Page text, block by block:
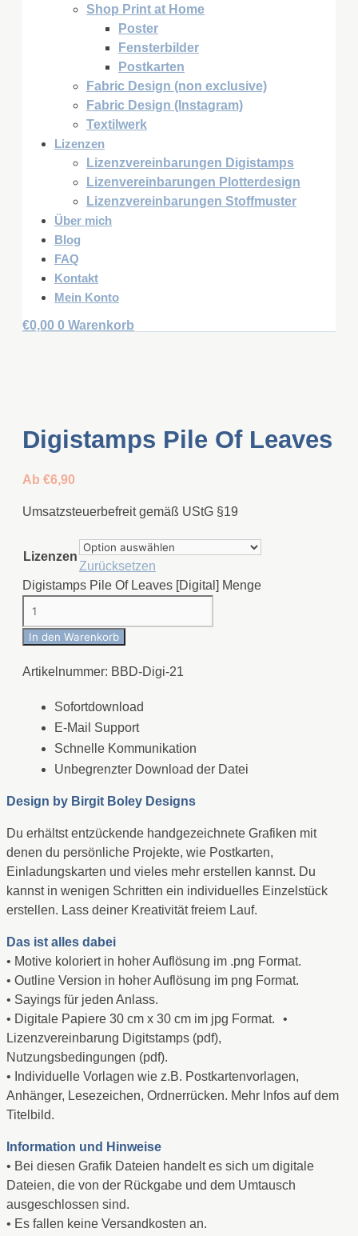
Shop Print at Home
Poster
Fensterbilder
Postkarten
Fabric Design (non exclusive)
Fabric Design (Instagram)
Textilwerk
Lizenzen
Lizenzvereinbarungen Digistamps
Lizenvereinbarungen Plotterdesign
Lizenzvereinbarungen Stoffmuster
Über mich
Blog
FAQ
Kontakt
Mein Konto
€0,00 0 Warenkorb
Digistamps Pile Of Leaves
Ab €6,90
Umsatzsteuerbefreit gemäß UStG §19
Lizenzen
Zurücksetzen
Digistamps Pile Of Leaves [Digital] Menge
In den Warenkorb
Artikelnummer: BBD-Digi-21
Sofortdownload
E-Mail Support
Schnelle Kommunikation
Unbegrenzter Download der Datei
Design by Birgit Boley Designs
Du erhältst entzückende handgezeichnete Grafiken mit
denen du persönliche Projekte, wie Postkarten,
Einladungskarten und vieles mehr erstellen kannst. Du
kannst in wenigen Schritten ein individuelles Einzelstück
erstellen. Lass deiner Kreativität freiem Lauf.
Das ist alles dabei
• Motive koloriert in hoher Auflösung im .png Format.
• Outline Version in hoher Auflösung im png Format.
• Sayings für jeden Anlass.
• Digitale Papiere 30 cm x 30 cm im jpg Format. •
Lizenzvereinbarung Digitstamps (pdf),
Nutzungsbedingungen (pdf).
• Individuelle Vorlagen wie z.B. Postkartenvorlagen,
Anhänger, Lesezeichen, Ordnerrücken. Mehr Infos auf dem
Titelbild.
Information und Hinweise
• Bei diesen Grafik Dateien handelt es sich um digitale
Dateien, die von der Rückgabe und dem Umtausch
ausgeschlossen sind.
• Es fallen keine Versandkosten an.